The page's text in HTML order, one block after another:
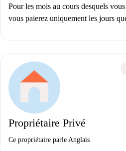
Pour les mois au cours desquels
vous paierez uniquement les jours
Propriétaire Privé
Ce propriétaire parle Anglais